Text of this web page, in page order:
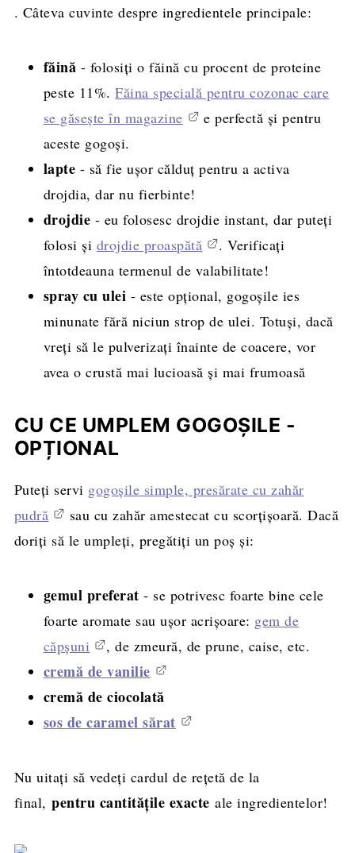
. Câteva cuvinte despre ingredientele principale:
făină - folosiți o făină cu procent de proteine
peste 11%.Făina specială pentru cozonac care
se găsește în magazine
e perfectă și pentru
aceste gogoși.
lapte - să fie ușor călduț pentru a activa
drojdia, dar nu fierbinte!
drojdie - eu folosesc drojdie instant, dar puteți
folosi și drojdie proaspătă
. Verificați
întotdeauna termenul de valabilitate!
spray cu ulei - este opțional, gogoșile ies
minunate fără niciun strop de ulei. Totuși, dacă
vreți să le pulverizați înainte de coacere, vor
avea o crustă mai lucioasă și mai frumoasă
CU CE UMPLEM GOGOȘILE -
OPȚIONAL
Puteți servi gogoșile simple, presărate cu zahăr
pudră
sau cu zahăr amestecat cu scorțișoară. Dacă
doriți să le umpleți, pregătiți un poș și:
gemul preferat- se potrivesc foarte bine cele
foarte aromate sau ușor acrișoare: gem de
căpșuni
, de zmeură, de prune, caise, etc.
cremă de vanilie
cremă de ciocolată
sos de caramel sărat
Nu uitați să vedeți cardul de rețetă de la
final,pentru cantitățile exacte ale ingredientelor!